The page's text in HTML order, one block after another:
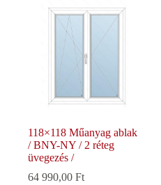
118×118 Műanyag ablak
/ BNY-NY / 2 réteg
üvegezés /
64 990,00 Ft